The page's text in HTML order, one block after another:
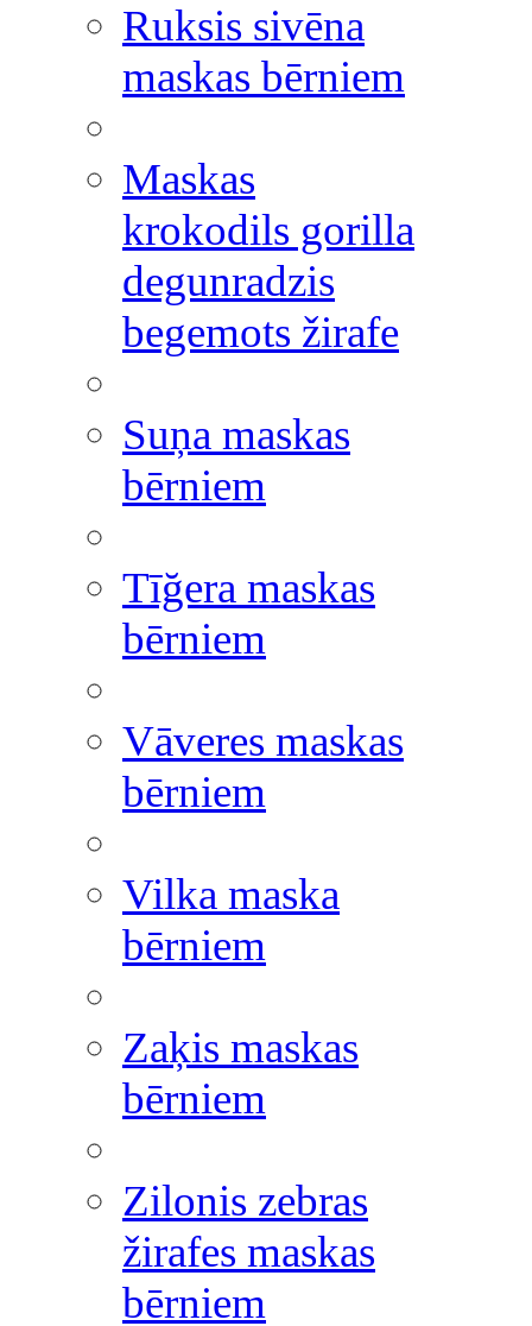
Ruksis sivēna
maskas bērniem
Maskas
krokodils gorilla
degunradzis
begemots žirafe
Suņa maskas
bērniem
Tīğera maskas
bērniem
Vāveres maskas
bērniem
Vilka maska
bērniem
Zaķis maskas
bērniem
Zilonis zebras
žirafes maskas
bērniem